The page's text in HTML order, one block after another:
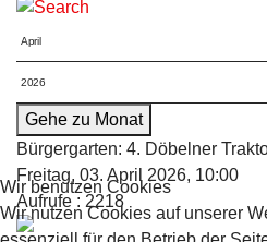
Gehe zu Monat
Bürgergarten: 4. Döbelner
Freitag, 03. April 2026, 10:00
Aufrufe : 2218
Wir benutzen Cookies
Wir nutzen Cookies auf unserer